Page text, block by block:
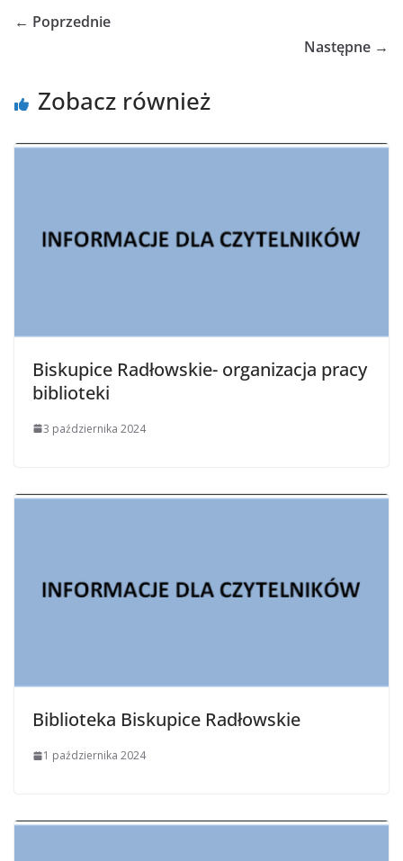
← Poprzednie
Następne →
Zobacz również
Biskupice Radłowskie- organizacja pracy
biblioteki
3 października 2024
Biblioteka Biskupice Radłowskie
1 października 2024